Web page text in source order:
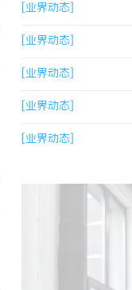
专业调查助您安心
[业界动态]
[业界动态]
[业界动态]
[业界动态]
[业界动态]